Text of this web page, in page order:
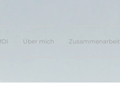
Über mich Zusammenarbeit